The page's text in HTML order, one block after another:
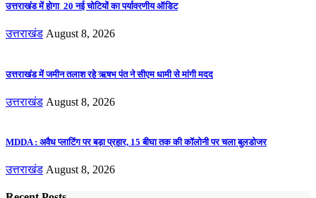
उत्तराखंड में होगा 20 नई चोटियों का पर्यावरणीय ऑडिट
उत्तराखंड August 8, 2026
उत्तराखंड में जमीन तलाश रहे ऋषभ पंत ने सीएम धामी से मांगी मदद
उत्तराखंड August 8, 2026
MDDA : अवैध प्लाटिंग पर बड़ा प्रहार, 15 बीघा तक की कॉलोनी पर चला बुलडोजर
उत्तराखंड August 8, 2026